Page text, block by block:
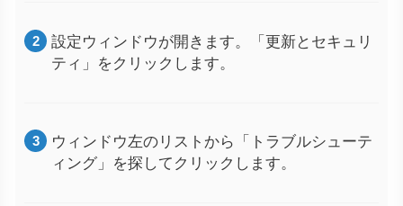
設定ウィンドウが開きます。「更新とセキュリ
ティ」をクリックします。
ウィンドウ左のリストから「トラブルシューテ
ィング」を探してクリックします。